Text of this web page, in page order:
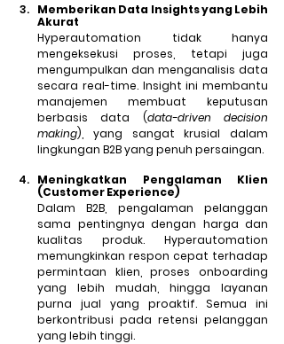
Memberikan Data Insights yang Lebih
Akurat
Hyperautomation tidak hanya
mengeksekusi proses, tetapi juga
mengumpulkan dan menganalisis data
secara real-time. Insight ini membantu
manajemen membuat keputusan
berbasis data (data-driven decision
making), yang sangat krusial dalam
lingkungan B2B yang penuh persaingan.
Meningkatkan Pengalaman Klien
(Customer Experience)
Dalam B2B, pengalaman pelanggan
sama pentingnya dengan harga dan
kualitas produk. Hyperautomation
memungkinkan respon cepat terhadap
permintaan klien, proses onboarding
yang lebih mudah, hingga layanan
purna jual yang proaktif. Semua ini
berkontribusi pada retensi pelanggan
yang lebih tinggi.